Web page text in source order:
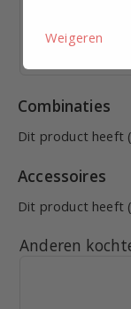
Bekijk
Combinaties
Dit product heeft
Accessoires
Dit product heeft
Anderen
Weigeren